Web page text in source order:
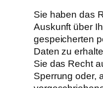
Sie haben das
Auskunft über
gespeicherten
Daten zu
Sie das Recht
Sperrung oder,